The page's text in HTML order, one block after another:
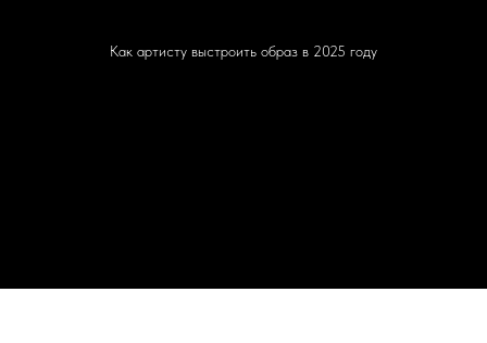
Как артисту выстроить образ в 2025 году